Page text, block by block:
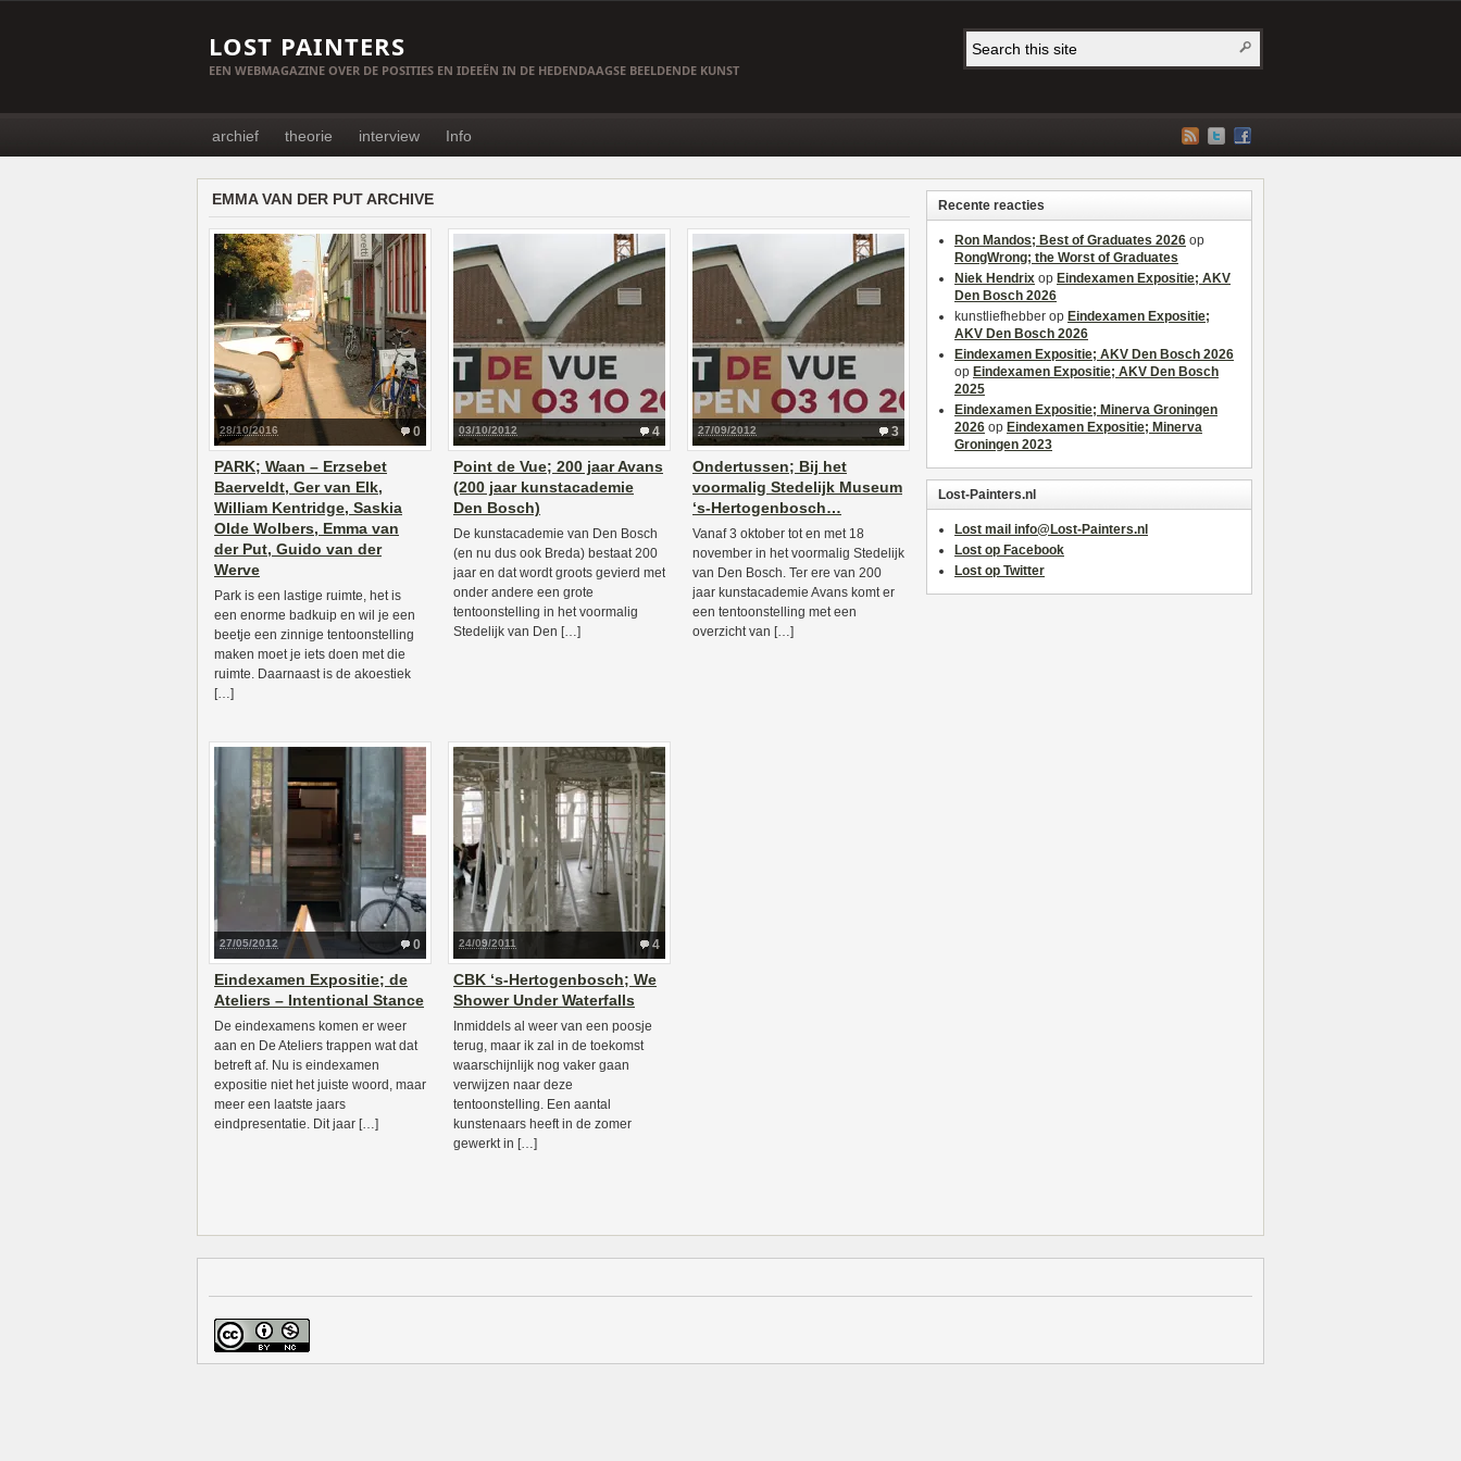
LOST PAINTERS
EEN WEBMAGAZINE OVER DE POSITIES EN IDEEËN IN DE HEDENDAAGSE BEELDENDE KUNST
archief theorie interview Info
EMMA VAN DER PUT ARCHIVE
0
28/10/2016
PARK; Waan – Erzsebet
Baerveldt, Ger van Elk,
William Kentridge, Saskia
Olde Wolbers, Emma van
der Put, Guido van der
Werve
Park is een lastige ruimte, het is
een enorme badkuip en wil je een
beetje een zinnige tentoonstelling
maken moet je iets doen met die
ruimte. Daarnaast is de akoestiek
[…]
4
03/10/2012
Point de Vue; 200 jaar Avans
(200 jaar kunstacademie
Den Bosch)
De kunstacademie van Den Bosch
(en nu dus ook Breda) bestaat 200
jaar en dat wordt groots gevierd met
onder andere een grote
tentoonstelling in het voormalig
Stedelijk van Den […]
3
27/09/2012
Ondertussen; Bij het
voormalig Stedelijk Museum
‘s-Hertogenbosch…
Vanaf 3 oktober tot en met 18
november in het voormalig Stedelijk
van Den Bosch. Ter ere van 200
jaar kunstacademie Avans komt er
een tentoonstelling met een
overzicht van […]
0
27/05/2012
Eindexamen Expositie; de
Ateliers – Intentional Stance
De eindexamens komen er weer
aan en De Ateliers trappen wat dat
betreft af. Nu is eindexamen
expositie niet het juiste woord, maar
meer een laatste jaars
eindpresentatie. Dit jaar […]
4
24/09/2011
CBK ‘s-Hertogenbosch; We
Shower Under Waterfalls
Inmiddels al weer van een poosje
terug, maar ik zal in de toekomst
waarschijnlijk nog vaker gaan
verwijzen naar deze
tentoonstelling. Een aantal
kunstenaars heeft in de zomer
gewerkt in […]
Recente reacties
Ron Mandos; Best of Graduates 2026 op
RongWrong; the Worst of Graduates
Niek Hendrix op Eindexamen Expositie; AKV
Den Bosch 2026
kunstliefhebber op Eindexamen Expositie;
AKV Den Bosch 2026
Eindexamen Expositie; AKV Den Bosch 2026
op Eindexamen Expositie; AKV Den Bosch
2025
Eindexamen Expositie; Minerva Groningen
2026 op Eindexamen Expositie; Minerva
Groningen 2023
Lost-Painters.nl
Lost mail info@Lost-Painters.nl
Lost op Facebook
Lost op Twitter